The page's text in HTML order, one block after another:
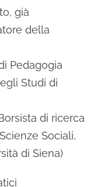
già
della
Pedagogia
Studi di
di ricerca
Sociali,
di Siena)